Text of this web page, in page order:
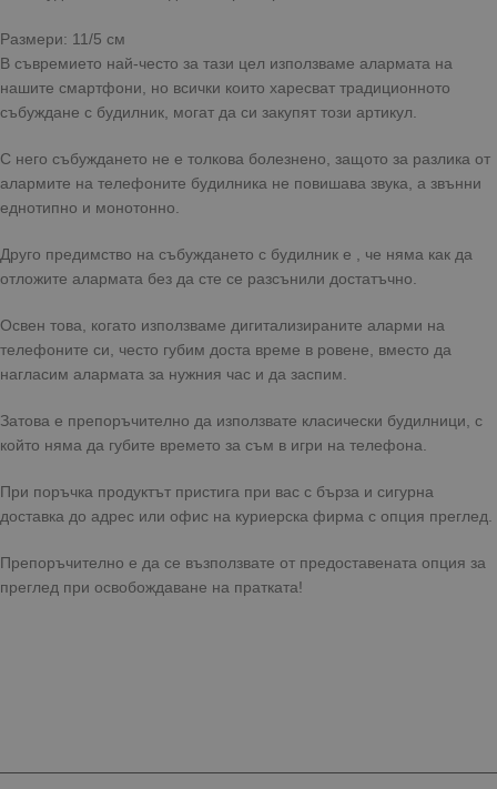
Размери: 11/5 см
В съвремието най-често за тази цел използваме алармата на
нашите смартфони, но всички които харесват традиционното
събуждане с будилник, могат да си закупят този артикул.
С него събуждането не е толкова болезнено, защото за разлика от
алармите на телефоните будилника не повишава звука, а звънни
еднотипно и монотонно.
Друго предимство на събуждането с будилник е , че няма как да
отложите алармата без да сте се разсънили достатъчно.
Освен това, когато използваме дигитализираните аларми на
телефоните си, често губим доста време в ровене, вместо да
нагласим алармата за нужния час и да заспим.
Затова е препоръчително да използвате класически будилници, с
който няма да губите времето за съм в игри на телефона.
При поръчка продуктът пристига при вас с бърза и сигурна
доставка до адрес или офис на куриерска фирма с опция преглед.
Препоръчително е да се възползвате от предоставената опция за
преглед при освобождаване на пратката!